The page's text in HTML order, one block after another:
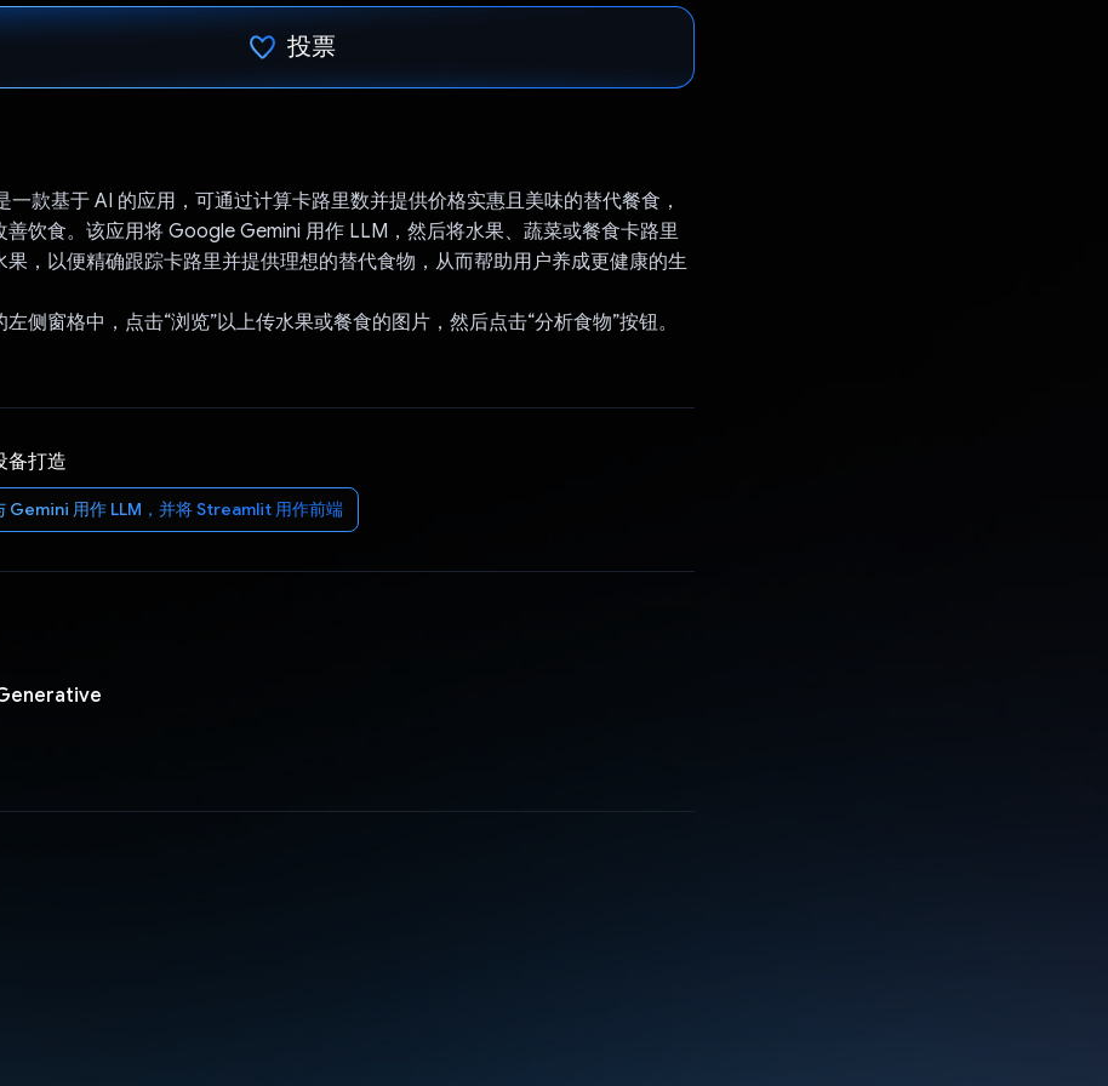
投票
一款基于 AI 的应用，可通过计算卡路里数并提供价格实惠且美味的替代餐食，
善饮食。该应用将 Google Gemini 用作 LLM，然后将水果、蔬菜或餐食卡路里
果，以便精确跟踪卡路里并提供理想的替代食物，从而帮助用户养成更健康的生
侧窗格中，点击“浏览”以上传水果或餐食的图片，然后点击“分析食物”按钮。
备打造
Gemini 用作 LLM，并将 Streamlit 用作前端